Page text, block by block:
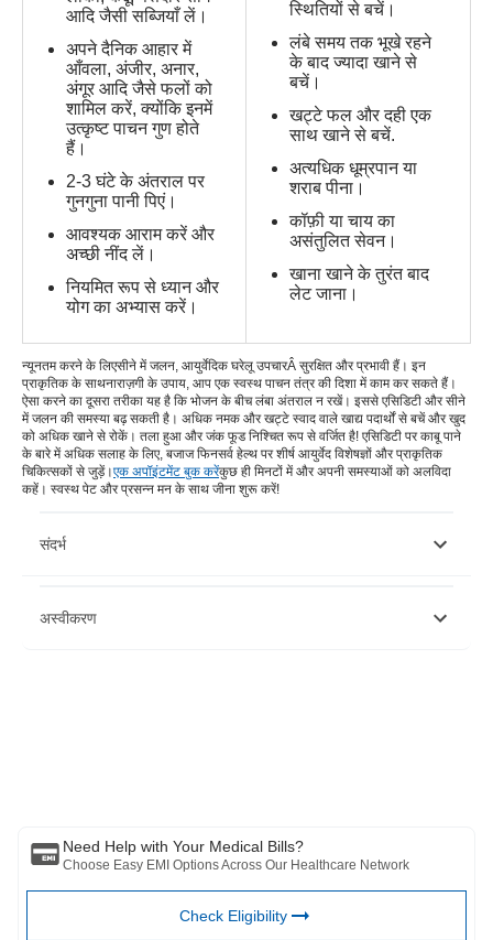
आदि जैसी सब्जियाँ लें।
अपने दैनिक आहार में
आँवला, अंजीर, अनार,
अंगूर आदि जैसे फलों को
शामिल करें, क्योंकि इनमें
उत्कृष्ट पाचन गुण होते
हैं।
2-3 घंटे के अंतराल पर
गुनगुना पानी पिएं।
आवश्यक आराम करें और
अच्छी नींद लें।
नियमित रूप से ध्यान और
योग का अभ्यास करें।
स्थितियों से बचें।
लंबे समय तक भूखे रहने
के बाद ज्यादा खाने से
बचें।
खट्टे फल और दही एक
साथ खाने से बचें.
अत्यधिक धूम्रपान या
शराब पीना।
कॉफ़ी या चाय का
असंतुलित सेवन।
खाना खाने के तुरंत बाद
लेट जाना।
न्यूनतम करने के लिएसीने में जलन, आयुर्वेदिक घरेलू उपचारÂ सुरक्षित और प्रभावी हैं। इन
प्राकृतिक के साथनाराज़गी के उपाय, आप एक स्वस्थ पाचन तंत्र की दिशा में काम कर सकते हैं।
ऐसा करने का दूसरा तरीका यह है कि भोजन के बीच लंबा अंतराल न रखें। इससे एसिडिटी और सीने
में जलन की समस्या बढ़ सकती है। अधिक नमक और खट्टे स्वाद वाले खाद्य पदार्थों से बचें और खुद
को अधिक खाने से रोकें। तला हुआ और जंक फूड निश्चित रूप से वर्जित है! एसिडिटी पर काबू पाने
के बारे में अधिक सलाह के लिए, बजाज फिनसर्व हेल्थ पर शीर्ष आयुर्वेद विशेषज्ञों और प्राकृतिक
चिकित्सकों से जुड़ें।एक अपॉइंटमेंट बुक करेंकुछ ही मिनटों में और अपनी समस्याओं को अलविदा
कहें। स्वस्थ पेट और प्रसन्न मन के साथ जीना शुरू करें!
संदर्भ
https://www.ncbi.nlm.nih.gov/pmc/articles/PMC3331186/pdf/ASL-
अस्वीकरण
Need Help with Your Medical Bills?
Choose Easy EMI Options Across Our Healthcare Network
Check Eligibility